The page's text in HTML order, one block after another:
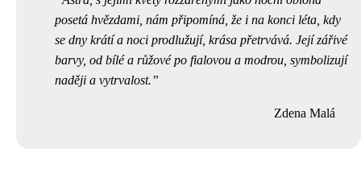
posetá hvězdami, nám připomíná, že i na konci léta, kdy
se dny krátí a noci prodlužují, krása přetrvává. Její zářivé
barvy, od bílé a růžové po fialovou a modrou, symbolizují
naději a vytrvalost.
Zdena Malá